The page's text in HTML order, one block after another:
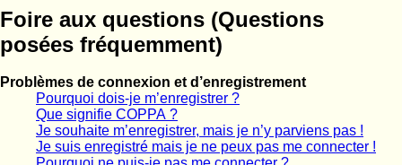
Foire aux questions (Questions
posées fréquemment)
Problèmes de connexion et d’enregistrement
Pourquoi dois-je m’enregistrer ?
Que signifie COPPA ?
Je souhaite m’enregistrer, mais je n’y parviens pas !
Je suis enregistré mais je ne peux pas me connecter !